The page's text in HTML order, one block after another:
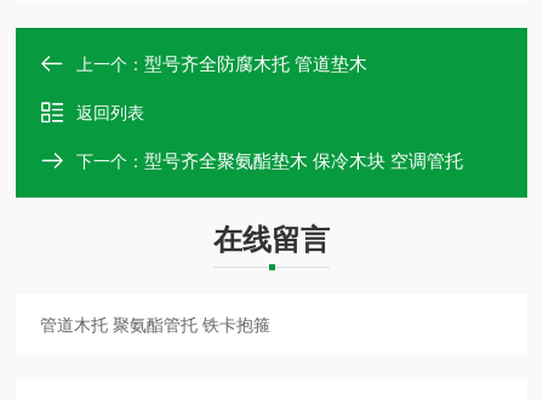
上一个：型号齐全防腐木托 管道垫木
返回列表
下一个：型号齐全聚氨酯垫木 保冷木块 空调管托
在线留言